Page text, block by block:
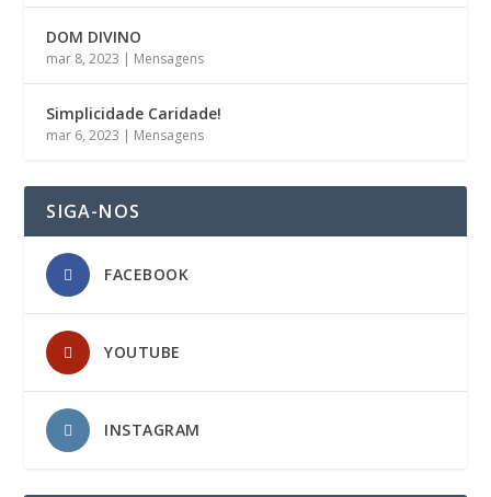
DOM DIVINO
mar 8, 2023 | Mensagens
Simplicidade Caridade!
mar 6, 2023 | Mensagens
SIGA-NOS
FACEBOOK
YOUTUBE
INSTAGRAM